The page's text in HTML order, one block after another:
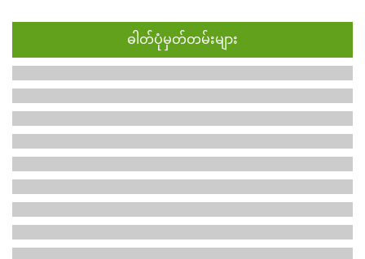
ဓါတ်ပုံမှတ်တမ်းများ